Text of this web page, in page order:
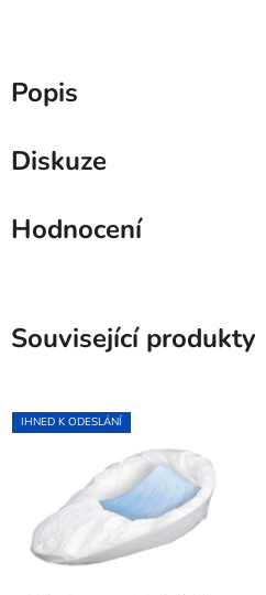
Popis
Diskuze
Hodnocení
Související produkty
IHNED K ODESLÁNÍ